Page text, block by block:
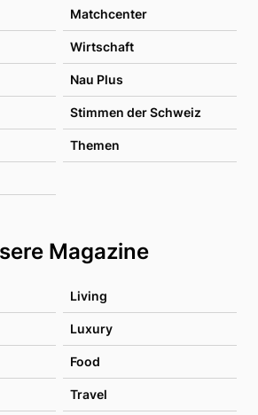
Matchcenter
Wirtschaft
Nau Plus
Stimmen der Schweiz
Themen
Magazine
Living
Luxury
Food
Travel